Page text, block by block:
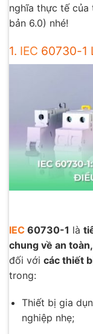
nghĩa thực tế của
bản 6.0) nhé!
1. IEC 60730-1
IEC 60730-1 là
chung về an
đối với các thiết
trong:
Thiết bị gia
nghiệp nhẹ;